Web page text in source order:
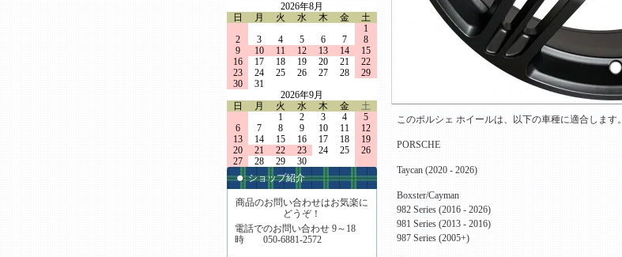
2026年8月
日
月 火 水 木 金
土
1
2
3 4 5 6 7
8
9
10 11 12 13 14
15
16
17 18 19 20 21
22
23
24 25 26 27 28
29
30
31
2026年9月
日
月 火 水 木 金
土
1
2 3 4
5
6
7 8 9 10 11
12
13
14 15 16 17 18
19
20
21 22 23 24 25
26
27
28 29
30
ショップ紹介
商品のお問い合わせはお気楽に
どうぞ！
電話でのお問い合わせ 9～18
時 050-6881-2572
このポルシェ ホイールは、以下の車種に適合します。
PORSCHE
Taycan (2020 - 2026)
Boxster/Cayman
982 Series (2016 - 2026)
981 Series (2013 - 2016)
987 Series (2005+)